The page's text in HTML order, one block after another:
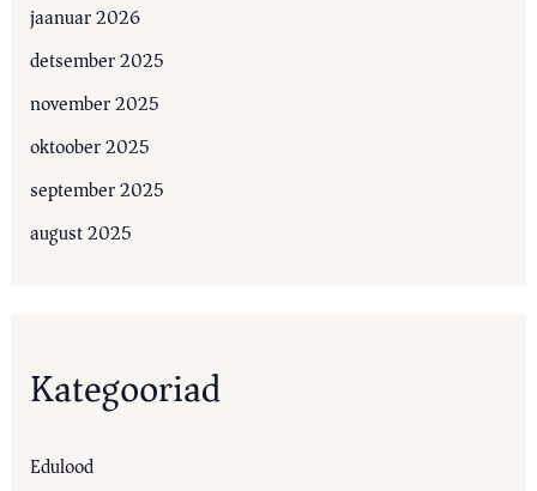
jaanuar 2026
detsember 2025
november 2025
oktoober 2025
september 2025
august 2025
Kategooriad
Edulood